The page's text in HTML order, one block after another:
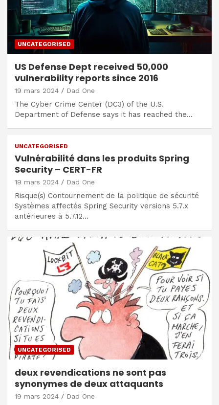
UNCATEGORISED
US Defense Dept received 50,000
vulnerability reports since 2016
19 mars 2024 Dad One
The Cyber Crime Center (DC3) of the U.S.
Department of Defense says it has reached the…
UNCATEGORISED
Vulnérabilité dans les produits Spring
Security – CERT-FR
19 mars 2024 Dad One
Risque(s) Contournement de la politique de sécurité
Systèmes affectés Spring Security versions 5.7.x
antérieures à 5.7.12…
UNCATEGORISED
deux revendications ne sont pas
synonymes de deux attaquants
19 mars 2024 Dad One